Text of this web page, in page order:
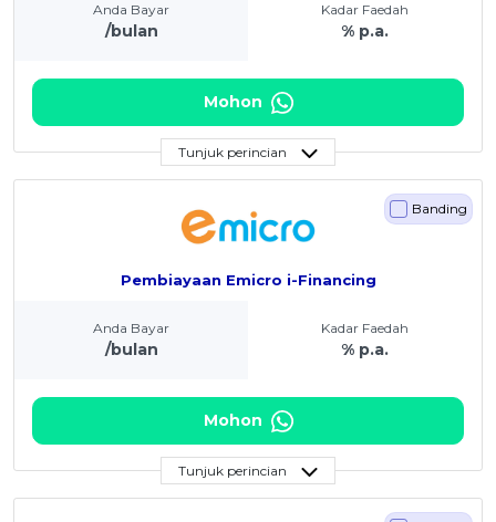
Anda Bayar
/bulan
Kadar Faedah
% p.a.
Mohon
Tunjuk perincian
Pembiayaan Emicro i-Financing
Banding
Anda Bayar
/bulan
Kadar Faedah
% p.a.
Mohon
Tunjuk perincian